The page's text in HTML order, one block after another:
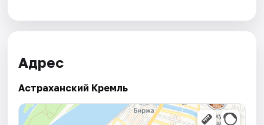
Адрес
Астраханский Кремль